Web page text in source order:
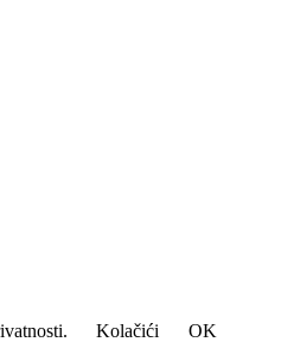
Kolačići OK